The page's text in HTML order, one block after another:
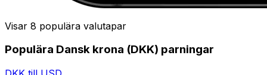
Visar 8 populära valutapar
Populära Dansk krona (DKK) parningar